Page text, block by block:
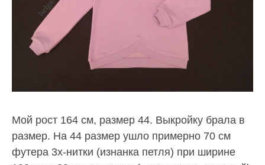
Мой рост 164 см, размер 44. Выкройку брала в
размер. На 44 размер ушло примерно 70 см
футера 3х-нитки (изнанка петля) при ширине